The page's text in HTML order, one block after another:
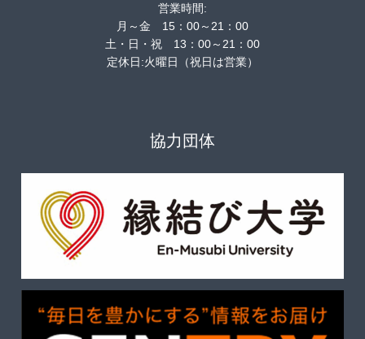
営業時間:
月～金 15：00～21：00
土・日・祝 13：00～21：00
定休日:火曜日（祝日は営業）
協力団体